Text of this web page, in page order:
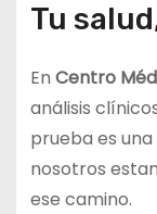
Tu
En Centro
análisis
prueba es
nosotros
ese camino.